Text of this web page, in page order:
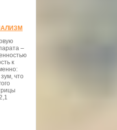
–
к
что